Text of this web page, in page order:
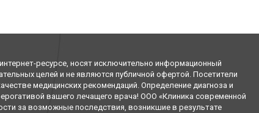
ресурсе, носят исключительно информационный
целей и не являются публичной офертой. Посетители
медицинских рекомендаций. Определение диагноза и
вашего лечащего врача! ООО «Клиника современной
за возможные последствия, возникшие в результате